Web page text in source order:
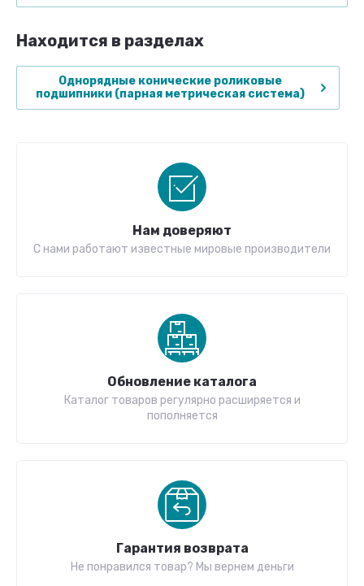
Находится в разделах
Однорядные конические роликовые
подшипники (парная метрическая система)
Нам доверяют
С нами работают известные мировые производители
Обновление каталога
Каталог товаров регулярно расширяется и
пополняется
Гарантия возврата
Не понравился товар? Мы вернем деньги